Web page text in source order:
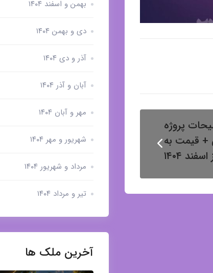
پروژه
+ قیمت به
۱۴۰۴
بهمن و اسفند ۱۴۰۴
دی و بهمن ۱۴۰۴
آذر و دی ۱۴۰۴
آبان و آذر ۱۴۰۴
مهر و آبان ۱۴۰۴
شهریور و مهر ۱۴۰۴
مرداد و شهریور ۱۴۰۴
تیر و مرداد ۱۴۰۴
آخرین ملک ها